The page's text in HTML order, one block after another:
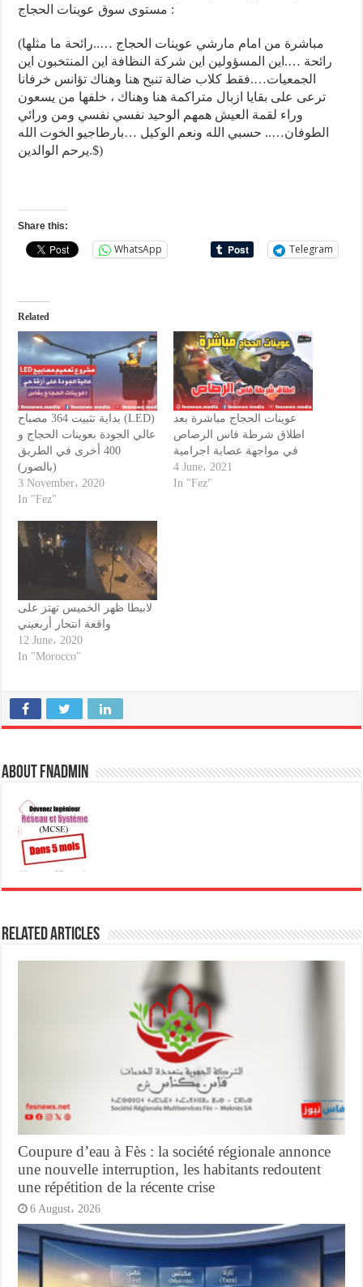
مستوى سوق عوينات الحجاج :
(مباشرة من امام مارشي عوينات الحجاج …..رائحة ما مثلها
رائحة ….اين المسؤولين اين شركة النظافة اين المنتخبون اين
الجمعيات….فقط كلاب ضالة تنبح هنا وهناك تؤانس خرفانا
ترعى على بقايا ازبال متراكمة هنا وهناك ، خلفها من يسعون
وراء لقمة العيش همهم الوحيد نفسي نفسي ومن ورائي
الطوفان….. حسبي الله ونعم الوكيل …بارطاجيو الخوت الله
يرحم الوالدين.$)
Share this:
WhatsApp Telegram
Related
بداية تثبيت 364 مصباح (LED)
عالي الجودة بعوينات الحجاج و
400 أخرى في الطريق
(بالصور)
3 November، 2020
In "Fez"
عوينات الحجاج مباشرة بعد
اطلاق شرطة فاس الرصاص
في مواجهة عصابة اجرامية
4 June، 2021
In "Fez"
لابيطا ظهر الخميس تهتز على
واقعة انتحار أربعيني
12 June، 2020
In "Morocco"
About fnadmin
Related Articles
Coupure d’eau à Fès : la société régionale annonce
une nouvelle interruption, les habitants redoutent
une répétition de la récente crise
6 August، 2026